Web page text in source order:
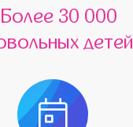
Более 30 000
детей